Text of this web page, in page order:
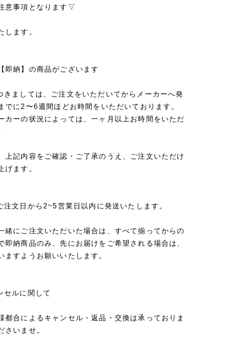
意事項となります▽
します。
即納】の商品がございます
ましては、ご注文をいただいてからメーカーへ発
でに2〜6週間ほどお時間をいただいております。
カーの状況によっては、一ヶ月以上お時間をいただ
上記内容をご確認・ご了承のうえ、ご注文いただけ
げます。
文日から2~5営業日以内に発送いたします。
緒にご注文いただいた場合は、すべて揃ってからの
即納商品のみ、先にお届けをご希望される場合は、
ますようお願いいたします。
セルに関して
都合によるキャンセル・返品・交換は承っておりま
さいませ。